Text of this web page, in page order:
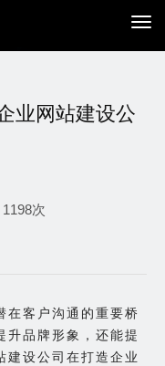
专注，
。
业网站建设公
1198次
在客户沟通的重要桥
升品牌形象，还能提
建设公司在打造企业